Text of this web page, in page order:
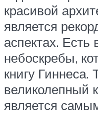
красивой
является
аспектах. Есть
небоскребы,
книгу Гиннеса.
великолепный
является